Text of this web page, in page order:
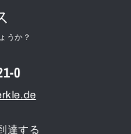
うか？
0
達する